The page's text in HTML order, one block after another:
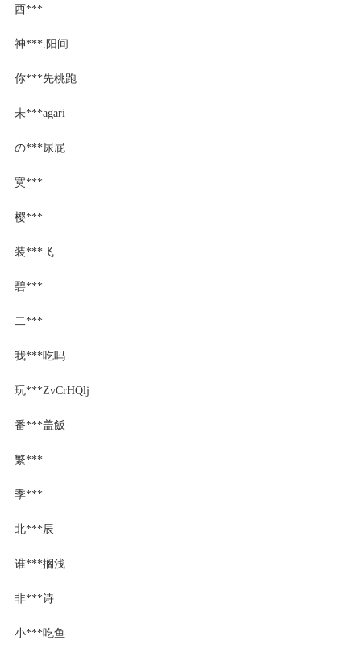
西***
神***.阳间
你***先桃跑
未***agari
の***尿屁
寞***
樱***
装***飞
碧***
二***
我***吃吗
玩***ZvCrHQlj
番***盖飯
繁***
季***
北***辰
谁***搁浅
非***诗
小***吃鱼